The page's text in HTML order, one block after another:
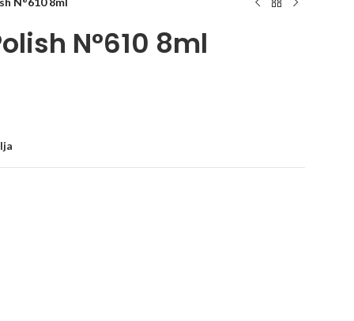
N°610 8ml